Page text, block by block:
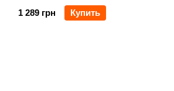
1 289 грн
Купить